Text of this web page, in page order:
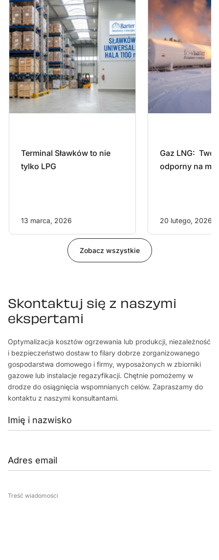
Terminal Sławków to nie
tylko LPG
13 marca, 2026
Gaz LNG:
odporny na
20 lutego, 2026
Zobacz wszystkie
Skontaktuj się z naszymi
ekspertami
Optymalizacja kosztów ogrzewania lub produkcji, niezależność
i bezpieczeństwo dostaw to filary dobrze zorganizowanego
gospodarstwa domowego i firmy, wyposażonych w zbiorniki
gazowe lub instalacje regazyfikacji. Chętnie pomożemy w
drodze do osiągnięcia wspomnianych celów. Zapraszamy do
kontaktu z naszymi konsultantami.
Treść wiadomości